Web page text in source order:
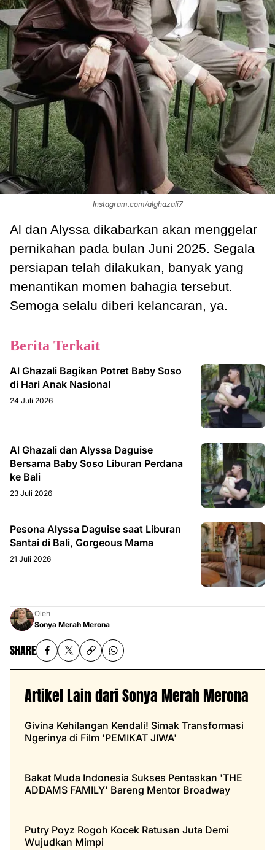
Instagram.com/alghazali7
Al dan Alyssa dikabarkan akan menggelar
pernikahan pada bulan Juni 2025. Segala
persiapan telah dilakukan, banyak yang
menantikan momen bahagia tersebut.
Semoga selalu diberi kelancaran, ya.
Berita Terkait
Al Ghazali Bagikan Potret Baby Soso
di Hari Anak Nasional
24 Juli 2026
Al Ghazali dan Alyssa Daguise
Bersama Baby Soso Liburan Perdana
ke Bali
23 Juli 2026
Pesona Alyssa Daguise saat Liburan
Santai di Bali, Gorgeous Mama
21 Juli 2026
Oleh
Sonya Merah Merona
SHARE
Artikel Lain dari Sonya Merah Merona
Givina Kehilangan Kendali! Simak Transformasi
Ngerinya di Film 'PEMIKAT JIWA'
Bakat Muda Indonesia Sukses Pentaskan 'THE
ADDAMS FAMILY' Bareng Mentor Broadway
Putry Poyz Rogoh Kocek Ratusan Juta Demi
Wujudkan Mimpi